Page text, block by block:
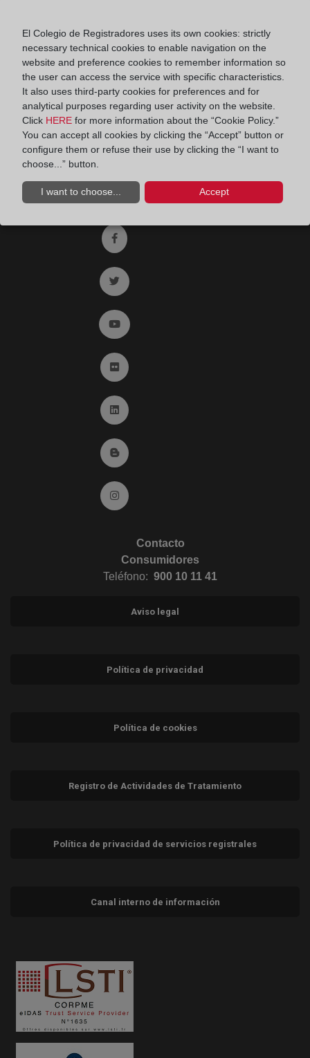
Colegio de Registradores
Príncipe de Vergara 70. 28006 Madrid
Teléfono: 91 270 17 96
Fax:91 564 11 59
Email:contacto@registradores.org
Registro de entrada del Colegio de registradores
Ir a facebook (abre en ventana nueva)
Ir a twitter (abre en ventana nueva)
Ir a YouTube (abre en ventana nueva)
Ir a Flickr (abre en ventana nueva)
Ir a Linkedin (abre en ventana nueva)
Ir al Blog (abre en ventana nueva)
Ir a Instagram (abre en ventana nueva)
Contacto
Consumidores
Teléfono: 900 10 11 41
Aviso legal
Política de privacidad
Política de cookies
Registro de Actividades de Tratamiento
Política de privacidad de servicios registrales
Canal interno de información
El Colegio de Registradores uses its own cookies: strictly
necessary technical cookies to enable navigation on the
website and preference cookies to remember information so
the user can access the service with specific characteristics.
It also uses third-party cookies for preferences and for
analytical purposes regarding user activity on the website.
Click HERE for more information about the “Cookie Policy.”
You can accept all cookies by clicking the “Accept” button or
configure them or refuse their use by clicking the “I want to
choose...” button.
I want to choose... Accept